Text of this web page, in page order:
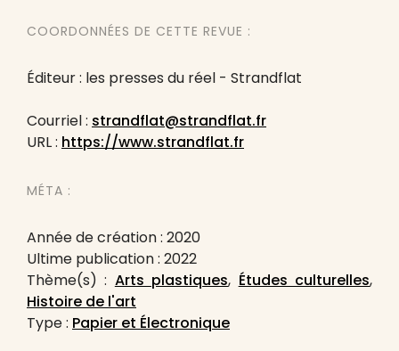
COORDONNÉES DE CETTE REVUE :
Éditeur : les presses du réel - Strandflat
Courriel : strandflat@strandflat.fr
URL : https://www.strandflat.fr
MÉTA :
Année de création : 2020
Ultime publication : 2022
Thème(s) : Arts plastiques, Études culturelles,
Histoire de l'art
Type : Papier et Électronique